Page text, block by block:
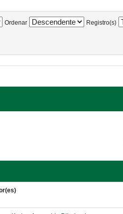
Ordenar Registro(s)